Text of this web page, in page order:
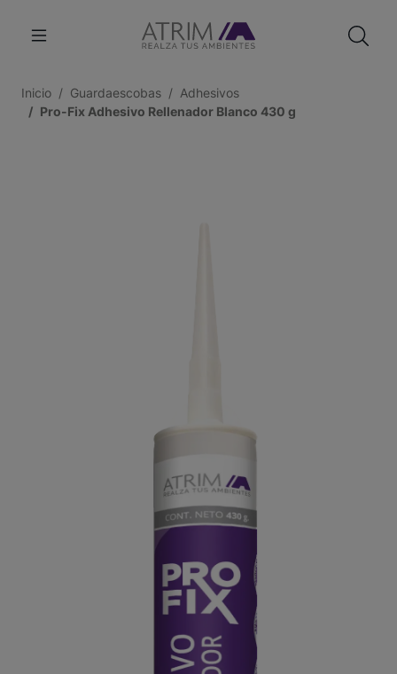
Inicio Guardaescobas
Adhesivos
Pro-Fix Adhesivo Rellenador Blanco 430 g